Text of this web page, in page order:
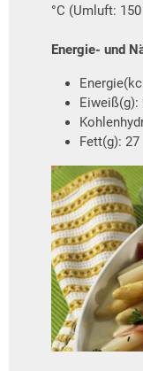
°C (Umluft:
Energie- und
Eiweiß(g):
Fett(g): 27